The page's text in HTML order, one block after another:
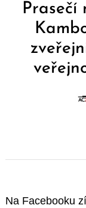
Prasečí
Na Facebooku